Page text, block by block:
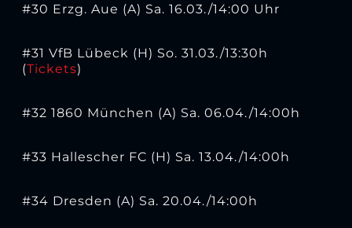
#30 Erzg. Aue (A) Sa. 16.03./14:00 Uhr
#31 VfB Lübeck (H) So. 31.03./13:30h
(Tickets)
#32 1860 München (A) Sa. 06.04./14:00h
#33 Hallescher FC (H) Sa. 13.04./14:00h
#34 Dresden (A) Sa. 20.04./14:00h